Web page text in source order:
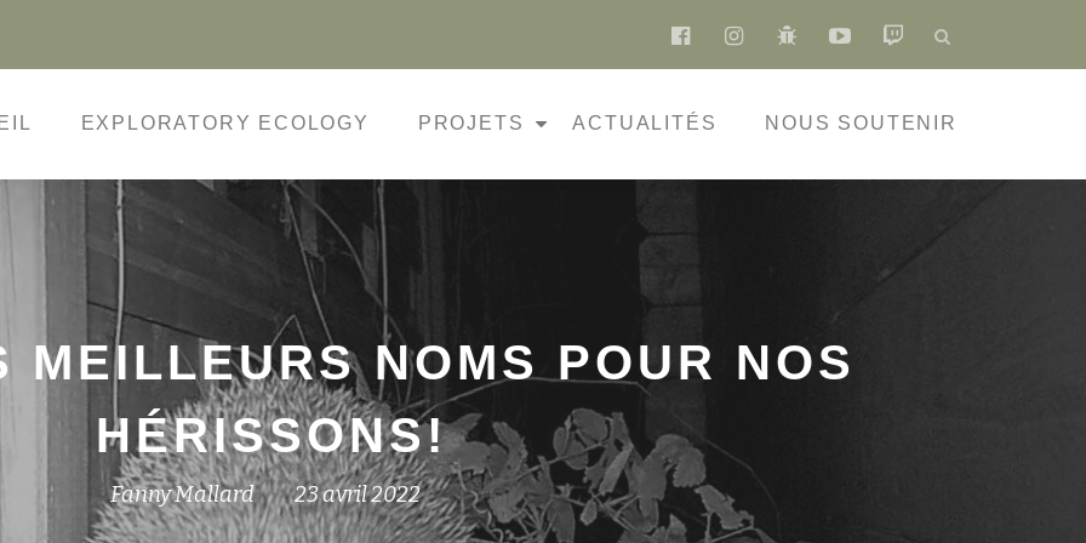
fa-
facebook-
fa-
instagram
fa-
bug
fa-
youtube-
fa-
twitch
EXPLORATORY ECOLOGY PROJETS ACTUALITÉS NOUS SOUTENIR
MEILLEURS NOMS POUR NOS
HÉRISSONS!
Fanny Mallard 23 avril 2022